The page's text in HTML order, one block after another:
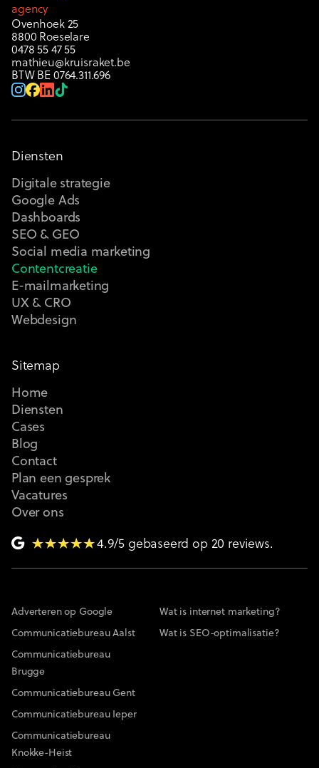
agency
Ovenhoek 25
8800 Roeselare
0478 55 47 55
mathieu@kruisraket.be
BTW BE 0764.311.696
Diensten
Digitale strategie
Google Ads
Dashboards
SEO & GEO
Social media marketing
Contentcreatie
E-mailmarketing
UX & CRO
Webdesign
Sitemap
Home
Diensten
Cases
Blog
Contact
Plan een gesprek
Vacatures
Over ons
4.9/5 gebaseerd op 20 reviews.
Adverteren op Google
Communicatiebureau Aalst
Communicatiebureau
Brugge
Communicatiebureau Gent
Communicatiebureau Ieper
Communicatiebureau
Knokke-Heist
Wat is internet marketing?
Wat is SEO-optimalisatie?